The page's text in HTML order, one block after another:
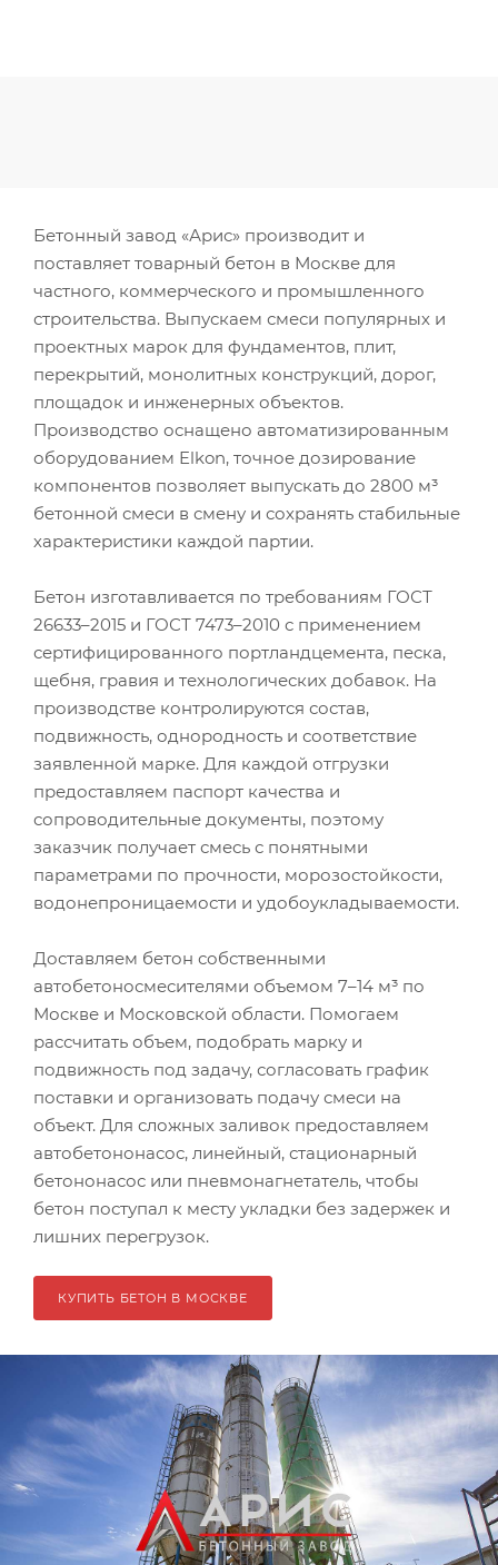
Бетонный завод «Арис» производит и
поставляет товарный бетон в Москве для
частного, коммерческого и промышленного
строительства. Выпускаем смеси популярных и
проектных марок для фундаментов, плит,
перекрытий, монолитных конструкций, дорог,
площадок и инженерных объектов.
Производство оснащено автоматизированным
оборудованием Elkon, точное дозирование
компонентов позволяет выпускать до 2800 м³
бетонной смеси в смену и сохранять стабильные
характеристики каждой партии.
Бетон изготавливается по требованиям ГОСТ
26633–2015 и ГОСТ 7473–2010 с применением
сертифицированного портландцемента, песка,
щебня, гравия и технологических добавок. На
производстве контролируются состав,
подвижность, однородность и соответствие
заявленной марке. Для каждой отгрузки
предоставляем паспорт качества и
сопроводительные документы, поэтому
заказчик получает смесь с понятными
параметрами по прочности, морозостойкости,
водонепроницаемости и удобоукладываемости.
Доставляем бетон собственными
автобетоносмесителями объемом 7–14 м³ по
Москве и Московской области. Помогаем
рассчитать объем, подобрать марку и
подвижность под задачу, согласовать график
поставки и организовать подачу смеси на
объект. Для сложных заливок предоставляем
автобетононасос, линейный, стационарный
бетононасос или пневмонагнетатель, чтобы
бетон поступал к месту укладки без задержек и
лишних перегрузок.
КУПИТЬ БЕТОН В МОСКВЕ